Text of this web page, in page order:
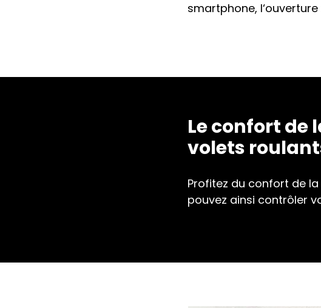
smartphone,
Le confort de
volets
Profitez du confort de
pouvez ainsi contrôler